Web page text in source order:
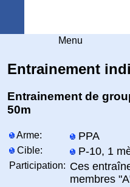
Menu
Entrainement
Entrainement de
50m
Arme: PPA
Cible: P-10, 1
Participation: Ces
membres